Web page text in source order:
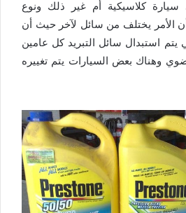
كلاسيكية أم غير ذلك ونوع
الأمر يختلف من سائل لآخر حيث أن
يتم استبدال سائل التبريد كل عامين
وهناك بعض السيارات يتم تغييره